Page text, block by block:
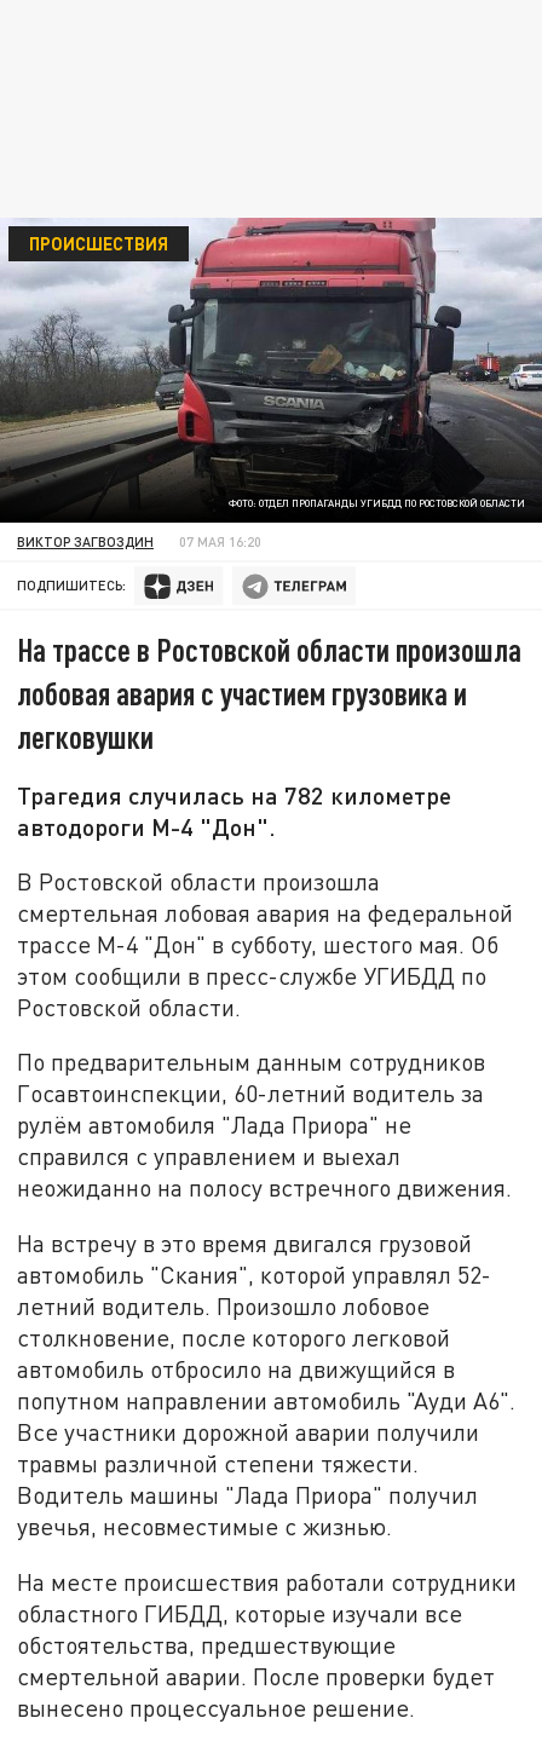
ФОТО: ОТДЕЛ ПРОПАГАНДЫ УГИБДД ПО РОСТОВСКОЙ ОБЛАСТИ
ПРОИСШЕСТВИЯ
ВИКТОР ЗАГВОЗДИН 07 МАЯ 16:20
ПОДПИШИТЕСЬ:
На трассе в Ростовской области произошла
лобовая авария с участием грузовика и
легковушки
Трагедия случилась на 782 километре
автодороги М-4 "Дон".
В Ростовской области произошла
смертельная лобовая авария на федеральной
трассе М-4 "Дон" в субботу, шестого мая. Об
этом сообщили в пресс-службе УГИБДД по
Ростовской области.
По предварительным данным сотрудников
Госавтоинспекции, 60-летний водитель за
рулём автомобиля "Лада Приора" не
справился с управлением и выехал
неожиданно на полосу встречного движения.
На встречу в это время двигался грузовой
автомобиль "Скания", которой управлял 52-
летний водитель. Произошло лобовое
столкновение, после которого легковой
автомобиль отбросило на движущийся в
попутном направлении автомобиль "Ауди А6".
Все участники дорожной аварии получили
травмы различной степени тяжести.
Водитель машины "Лада Приора" получил
увечья, несовместимые с жизнью.
На месте происшествия работали сотрудники
областного ГИБДД, которые изучали все
обстоятельства, предшествующие
смертельной аварии. После проверки будет
вынесено процессуальное решение.